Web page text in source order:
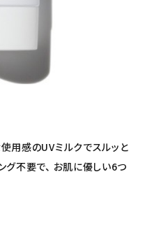
用感のUVミルクでスルッと
グ不要で、 お肌に優しい6つ